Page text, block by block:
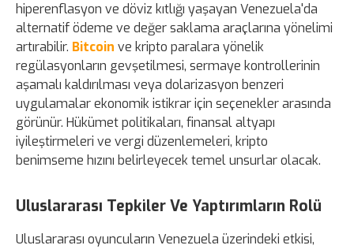
hiperenflasyon ve döviz kıtlığı yaşayan Venezuela'da
alternatif ödeme ve değer saklama araçlarına yönelimi
artırabilir. Bitcoin ve kripto paralara yönelik
regülasyonların gevşetilmesi, sermaye kontrollerinin
aşamalı kaldırılması veya dolarizasyon benzeri
uygulamalar ekonomik istikrar için seçenekler arasında
görünür. Hükümet politikaları, finansal altyapı
iyileştirmeleri ve vergi düzenlemeleri, kripto
benimseme hızını belirleyecek temel unsurlar olacak.
Uluslararası Tepkiler Ve Yaptırımların Rolü
Uluslararası oyuncuların Venezuela üzerindeki etkisi,